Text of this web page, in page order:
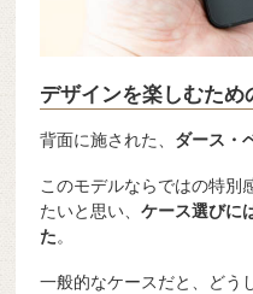
デザインを楽しむた
背面に施された、 ダース・
このモデルならではの特別
たいと思い、ケース選びに
た。
一般的なケースだと、どう